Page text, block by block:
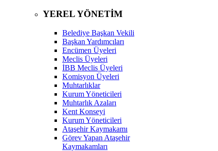
YEREL YÖNETİM
Belediye Başkan Vekili
Başkan Yardımcıları
Encümen Üyeleri
Meclis Üyeleri
İBB Meclis Üyeleri
Komisyon Üyeleri
Muhtarlıklar
Kurum Yöneticileri
Muhtarlık Azaları
Kent Konseyi
Kurum Yöneticileri
Ataşehir Kaymakamı
Görev Yapan Ataşehir
Kaymakamları